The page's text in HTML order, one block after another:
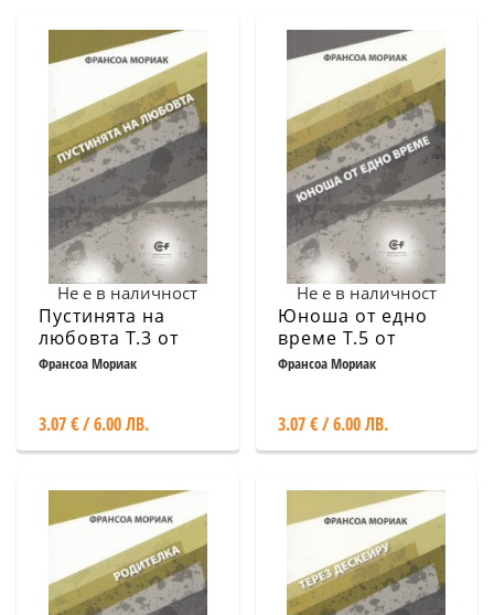
Не е в наличност
Пустинята на
любовта Т.3 от
поредицата на
Франсоа Мориак
3.07 € / 6.00 ЛВ.
Не е в наличност
Юноша от едно
време Т.5 от
поредицата на
Франсоа Мориак
3.07 € / 6.00 ЛВ.